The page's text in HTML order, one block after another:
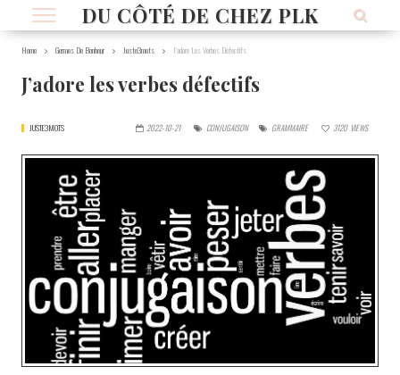
DU CÔTÉ DE CHEZ PLK
Home Germes De Bonheur Juste3mots J’adore Les Verbes Défectifs
J’adore les verbes défectifs
JUSTE3MOTS 2022-10-21 CONJUGAISON GRAMMAIRE 3120 VIEWS